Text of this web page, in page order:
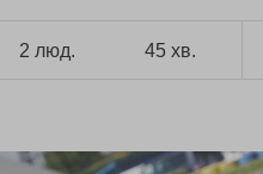
2 люд. 45 хв.